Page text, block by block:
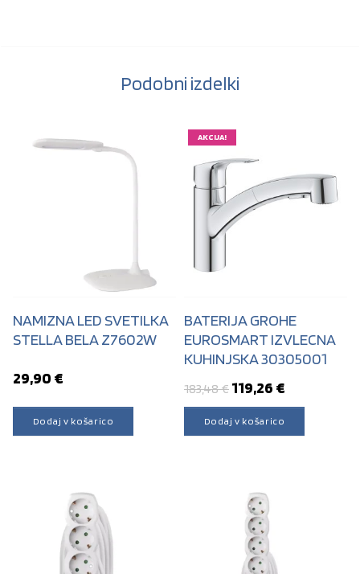
Podobni izdelki
NAMIZNA LED SVETILKA
STELLA BELA Z7602W
29,90 €
Dodaj v košarico
BATERIJA GROHE
EUROSMART IZVLECNA
KUHINJSKA 30305001
AKCIJA!
183,48€ Izvirna cena je
119,26 €
Dodaj v košarico